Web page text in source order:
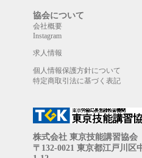
協会について
会社概要
Instagram
求人情報
個人情報保護方針について
特定商取引法に基づく表記
株式会社 東京技能講習協会
〒132-0021 東京都江戸川区